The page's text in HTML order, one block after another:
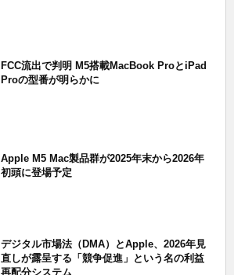
FCC流出で判明 M5搭載MacBook ProとiPad
Proの型番が明らかに
Apple M5 Mac製品群が2025年末から2026年
初頭に登場予定
デジタル市場法（DMA）とApple、2026年見
直しが露呈する「競争促進」という名の利益
再配分システム